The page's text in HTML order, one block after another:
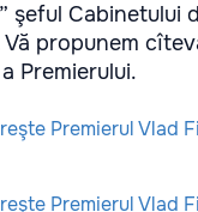
şeful Cabinetului
propunem
Premierului.